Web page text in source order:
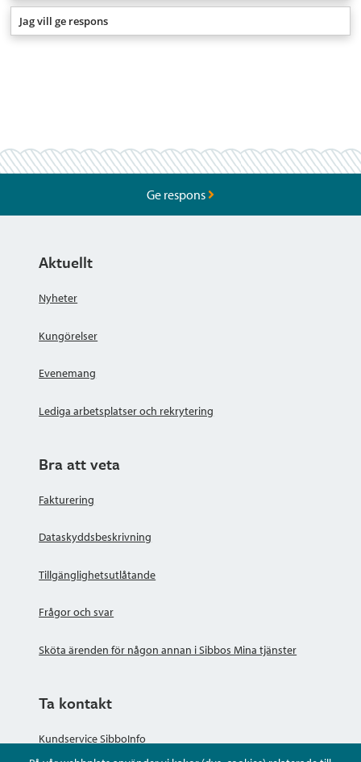
Jag vill ge respons
Ge respons
Aktuellt
Nyheter
Kungörelser
Evenemang
Lediga arbetsplatser och rekrytering
Bra att veta
Fakturering
Dataskyddsbeskrivning
Tillgänglighetsutlåtande
Frågor och svar
Sköta ärenden för någon annan i Sibbos Mina tjänster
Ta kontakt
Kundservice SibboInfo